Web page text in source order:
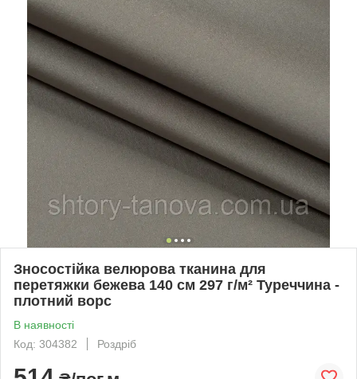
Зносостійка велюрова тканина для
перетяжки бежева 140 см 297 г/м² Туреччина -
плотний ворс
В наявності
Код: 304382
Роздріб